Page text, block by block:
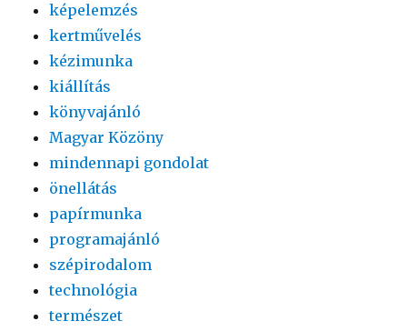
képelemzés
kertművelés
kézimunka
kiállítás
könyvajánló
Magyar Közöny
mindennapi gondolat
önellátás
papírmunka
programajánló
szépirodalom
technológia
természet